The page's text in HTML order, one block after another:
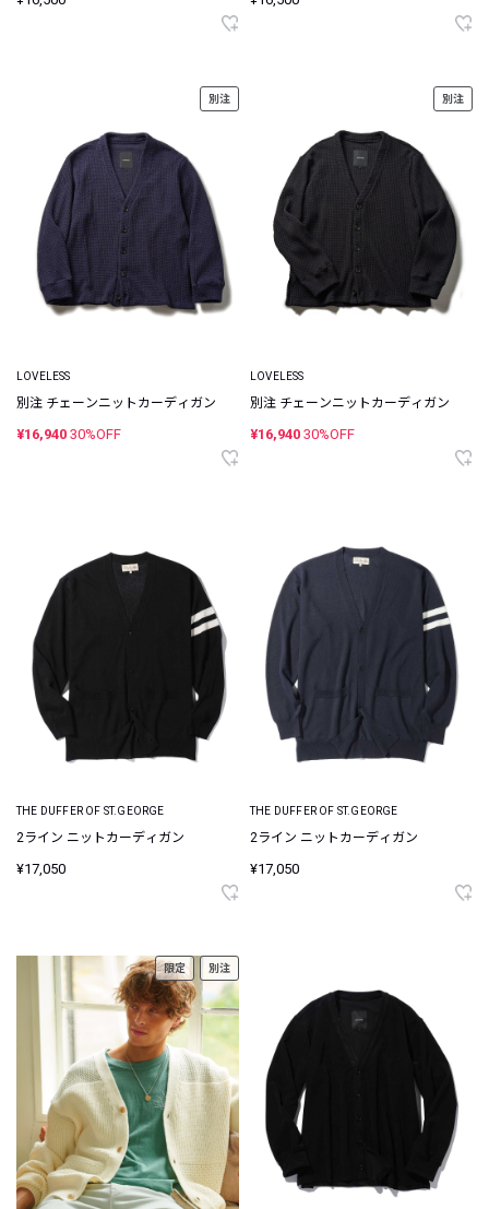
別注
LOVELESS
別注 チェーンニットカーディガン
¥16,940 30%OFF
別注
LOVELESS
別注 チェーンニットカーディガン
¥16,940 30%OFF
THE DUFFER OF ST.GEORGE
2ライン ニットカーディガン
¥17,050
THE DUFFER OF ST.GEORGE
2ライン ニットカーディガン
¥17,050
限定 別注